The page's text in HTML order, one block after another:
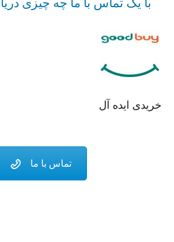
با یک تماس با ما چه چیزی
خریدی ایده آل
تماس با ما